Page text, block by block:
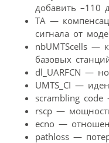
добавить –110
TA —
сигнала от
nbUMTScells —
базовых
dl_UARFCN —
UMTS_CI —
scrambling code
rscp —
ecno —
pathloss —